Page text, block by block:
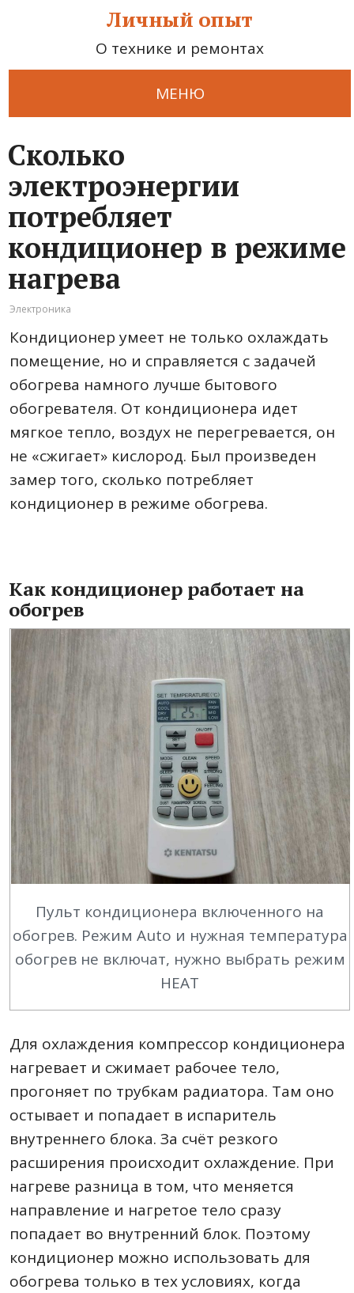
Личный опыт
О технике и ремонтах
МЕНЮ
Сколько
электроэнергии
потребляет
кондиционер в режиме
нагрева
Электроника
Кондиционер умеет не только охлаждать
помещение, но и справляется с задачей
обогрева намного лучше бытового
обогревателя. От кондиционера идет
мягкое тепло, воздух не перегревается, он
не «сжигает» кислород. Был произведен
замер того, сколько потребляет
кондиционер в режиме обогрева.
Как кондиционер работает на
обогрев
Пульт кондиционера включенного на
обогрев. Режим Auto и нужная температура
обогрев не включат, нужно выбрать режим
HEAT
Для охлаждения компрессор кондиционера
нагревает и сжимает рабочее тело,
прогоняет по трубкам радиатора. Там оно
остывает и попадает в испаритель
внутреннего блока. За счёт резкого
расширения происходит охлаждение. При
нагреве разница в том, что меняется
направление и нагретое тело сразу
попадает во внутренний блок. Поэтому
кондиционер можно использовать для
обогрева только в тех условиях, когда